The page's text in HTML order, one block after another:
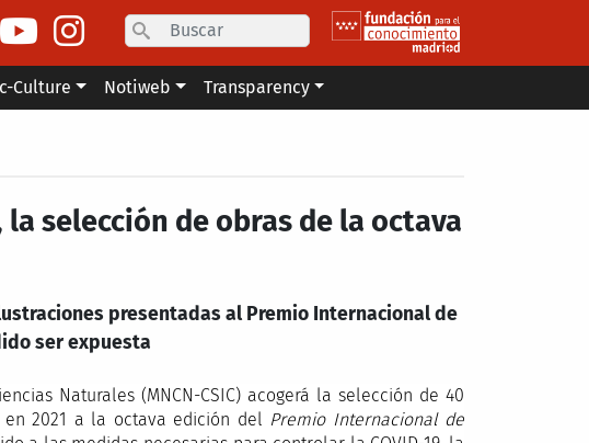
Search
Culture Notiweb Transparency
selección de obras de la octava
presentadas al Premio Internacional de
ser expuesta
Naturales (MNCN-CSIC) acogerá la selección de 40
2021 a la octava edición del Premio Internacional de